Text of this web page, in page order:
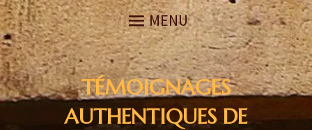
TÉMOIGNAGES
AUTHENTIQUES DE